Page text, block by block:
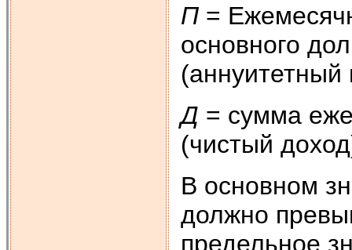
П=
основного
Д = сумма
(чистый
В основном
должно
предельное